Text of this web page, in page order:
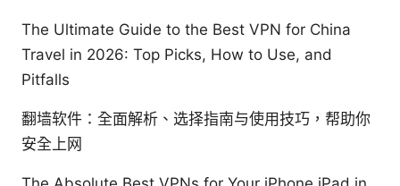
The Ultimate Guide to the Best VPN for China
Travel in 2026: Top Picks, How to Use, and
Pitfalls
翻墙软件：全面解析、选择指南与使用技巧，帮助你
安全上网